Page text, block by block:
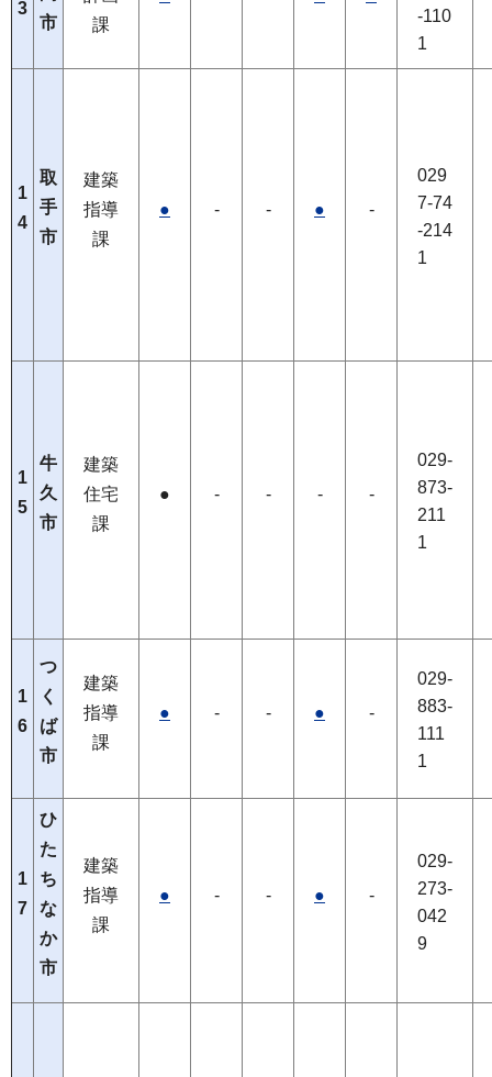
3
市
課
-110
1
1
4
取
手
市
建築
指導
課
● - - ● -
029
7-74
-214
1
1
5
牛
久
市
建築
住宅
課
● - - - -
029-
873-
211
1
1
6
つ
く
ば
市
建築
指導
課
● - - ● -
029-
883-
111
1
1
7
ひ
た
ち
な
か
市
建築
指導
課
● - - ● -
029-
273-
042
9